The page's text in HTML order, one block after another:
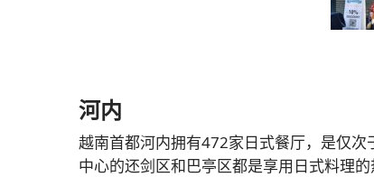
河内
越南首都河内拥有472家日式餐厅，是仅
中心的还剑区和巴亭区都是享用日式料理